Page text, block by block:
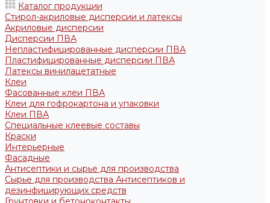
Каталог продукции
Стирол-акриловые дисперсии и латексы
Акриловые дисперсии
Дисперсии ПВА
Непластифицированные дисперсии ПВА
Пластифицированные дисперсии ПВА
Латексы винилацетатные
Клеи
Фасованные клеи ПВА
Клеи для гофрокартона и упаковки
Клеи ПВА
Специальные клеевые составы
Краски
Интерьерные
Фасадные
Антисептики и сырье для производства
Сырье для производства Антисептиков и
дезинфицирующих средств